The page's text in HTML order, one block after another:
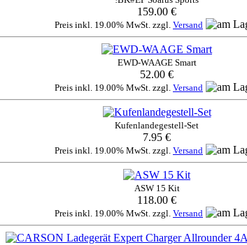
159.00 €
Preis inkl. 19.00% MwSt. zzgl. Versand
EWD-WAAGE Smart
52.00 €
Preis inkl. 19.00% MwSt. zzgl. Versand
Kufenlandegestell-Set
7.95 €
Preis inkl. 19.00% MwSt. zzgl. Versand
ASW 15 Kit
118.00 €
Preis inkl. 19.00% MwSt. zzgl. Versand